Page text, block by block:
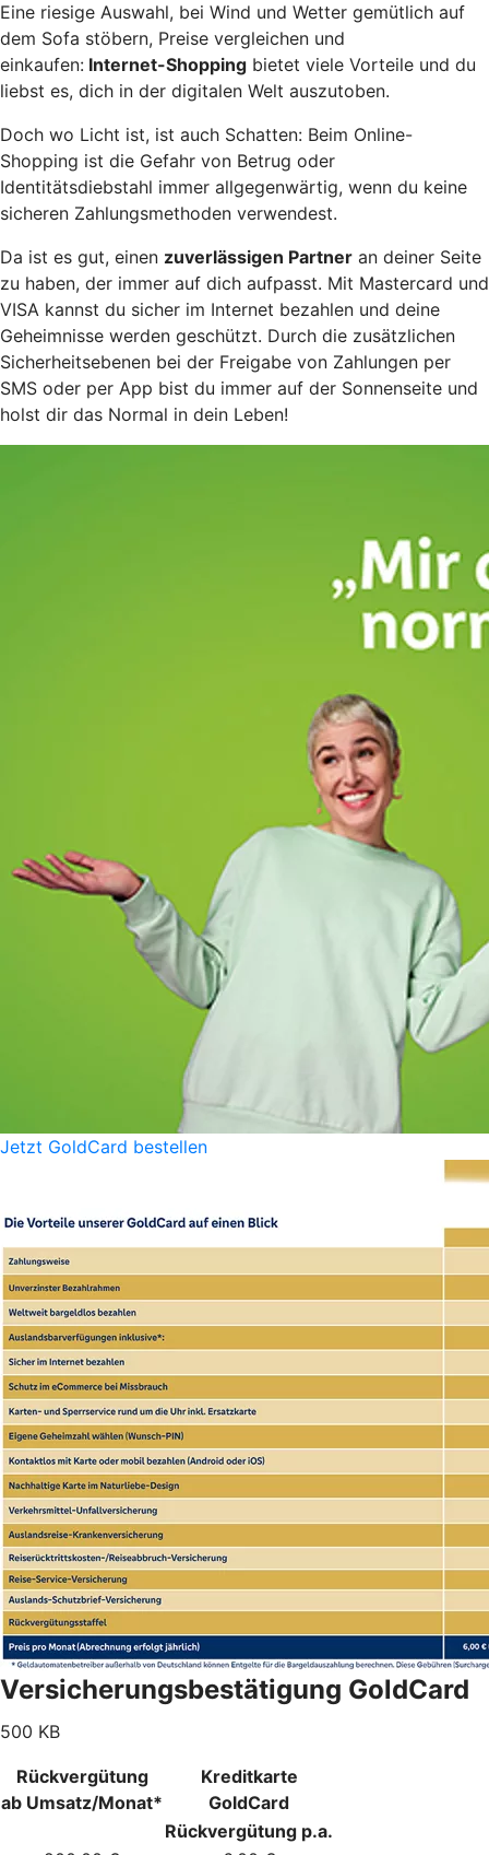
Eine riesige Auswahl, bei Wind und Wetter gemütlich auf
dem Sofa stöbern, Preise vergleichen und
einkaufen: Internet-Shopping bietet viele Vorteile und du
liebst es, dich in der digitalen Welt auszutoben.
Doch wo Licht ist, ist auch Schatten: Beim Online-
Shopping ist die Gefahr von Betrug oder
Identitätsdiebstahl immer allgegenwärtig, wenn du keine
sicheren Zahlungsmethoden verwendest.
Da ist es gut, einen zuverlässigen Partner an deiner Seite
zu haben, der immer auf dich aufpasst. Mit Mastercard und
VISA kannst du sicher im Internet bezahlen und deine
Geheimnisse werden geschützt. Durch die zusätzlichen
Sicherheitsebenen bei der Freigabe von Zahlungen per
SMS oder per App bist du immer auf der Sonnenseite und
holst dir das Normal in dein Leben!
Jetzt GoldCard bestellen
Versicherungsbestätigung GoldCard
500 KB
Rückvergütung
ab Umsatz/Monat*
Kreditkarte
GoldCard
Rückvergütung p.a.